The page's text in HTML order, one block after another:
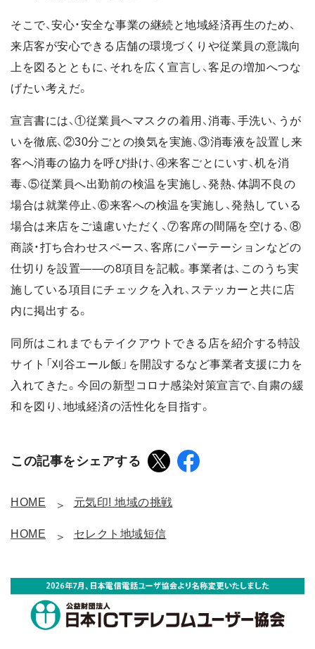
そこで、安心・安全な事業の継続と地域経済再生のため、
来店客が安心できる店舗の環境づくりや従業員の意識向
上を図るとともに、それを広く宣言し、客足の増加へつな
げたい考えだ。
宣言書には、①従業員へマスクの着用、消毒、手洗い、うが
いを徹底、②30分ごとの換気を実施、③消毒液を設置し来
客へ消毒の協力を呼び掛け、④来客ごとにいす、机を消
毒、⑤従業員へ出勤前の検温を実施し、発熱、体調不良の
場合は就業停止、⑥来客への検温を実施し、発熱している
場合は来店をご遠慮いただく、⑦客席の間隔を空ける、⑧
商談・打ち合わせスペース、客席にパーテーションなどの
仕切りを設置――の8項目を記載。事業者は、このうち実
施している項目にチェックを入れ、ステッカーと共に店
内に掲出する。
同所はこれまでもテイクアウトできる店を紹介する特設
サイト「刈谷エール飯」を開設するなど事業者支援に力を
入れてきた。今回の新型コロナ感染対策宣言で、自粛の緩
和を図り、地域経済の活性化を目指す。
この記事をシェアする
HOME 元気印! 地域の挑戦
HOME セレクト地域短信